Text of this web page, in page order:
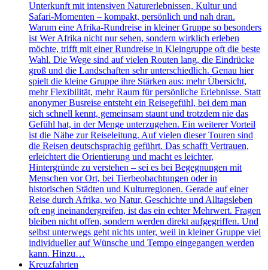
Unterkunft mit intensiven Naturerlebnissen, Kultur und
Safari-Momenten – kompakt, persönlich und nah dran.
Warum eine Afrika-Rundreise in kleiner Gruppe so besonders
ist Wer Afrika nicht nur sehen, sondern wirklich erleben
möchte, trifft mit einer Rundreise in Kleingruppe oft die beste
Wahl. Die Wege sind auf vielen Routen lang, die Eindrücke
groß und die Landschaften sehr unterschiedlich. Genau hier
spielt die kleine Gruppe ihre Stärken aus: mehr Übersicht,
mehr Flexibilität, mehr Raum für persönliche Erlebnisse. Statt
anonymer Busreise entsteht ein Reisegefühl, bei dem man
sich schnell kennt, gemeinsam staunt und trotzdem nie das
Gefühl hat, in der Menge unterzugehen. Ein weiterer Vorteil
ist die Nähe zur Reiseleitung. Auf vielen dieser Touren sind
die Reisen deutschsprachig geführt. Das schafft Vertrauen,
erleichtert die Orientierung und macht es leichter,
Hintergründe zu verstehen – sei es bei Begegnungen mit
Menschen vor Ort, bei Tierbeobachtungen oder in
historischen Städten und Kulturregionen. Gerade auf einer
Reise durch Afrika, wo Natur, Geschichte und Alltagsleben
oft eng ineinandergreifen, ist das ein echter Mehrwert. Fragen
bleiben nicht offen, sondern werden direkt aufgegriffen. Und
selbst unterwegs geht nichts unter, weil in kleiner Gruppe viel
individueller auf Wünsche und Tempo eingegangen werden
kann. Hinzu…
Kreuzfahrten